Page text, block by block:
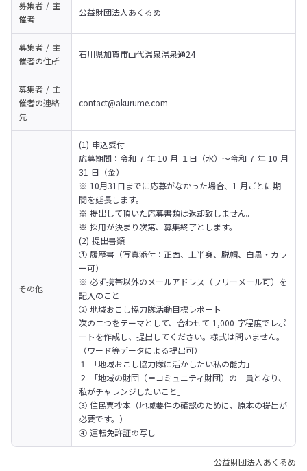
募集者 / 主
催者
公益財団法人あくるめ
募集者 / 主
催者の住所
石川県加賀市山代温泉温泉通24
募集者 / 主
催者の連絡
先
contact@akurume.com
その他
(1) 申込受付
応募期間：令和 7 年 10 月 １日（水）～令和 7 年 10 月
31 日（金）
※ 10月31日までに応募がなかった場合、1 月ごとに期
間を延長します。
※ 提出して頂いた応募書類は返却致しません。
※ 採用が決まり次第、募集終了とします。
(2) 提出書類
① 履歴書（写真添付：正面、上半身、脱帽、白黒・カラ
ー可）
※ 必ず携帯以外のメールアドレス（フリーメール可）を
記入のこと
② 地域おこし協力隊活動目標レポート
次の二つをテーマとして、合わせて 1,000 字程度でレポ
ートを作成し、提出してください。様式は問いません。
（ワード等データによる提出可）
１ 「地域おこし協力隊に活かしたい私の能力」
２ 「地域の財団（＝コミュニティ財団）の一員となり、
私がチャレンジしたいこと」
③ 住民票抄本（地域要件の確認のために、原本の提出が
必要です。）
④ 運転免許証の写し
公益財団法人あくるめ